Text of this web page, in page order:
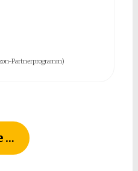
Partnerprogramm)
…